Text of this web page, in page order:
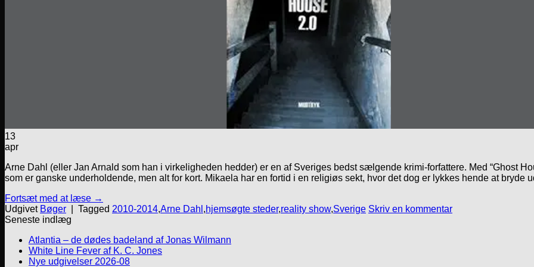
13
apr
Arne Dahl (eller Jan Arnald som han i virkeligheden hedder) er en af Sveriges bedst sælgende krimi-forfattere. Med “Ghost
som er ganske underholdende, men alt for kort. Mikaela har en fortid i en religiøs sekt, hvor det dog er lykkes hende at bryde
Fortsæt med at læse →
Udgivet Bøger Tagged 2010-2014,Arne Dahl ,hjemsøgte steder,reality show,Sverige Skriv en kommentar
Seneste indlæg
Atlantia – de dødes badeland af Jonas Wilmann
White Line Fever af K. C. Jones
Nye udgivelser 2026-08